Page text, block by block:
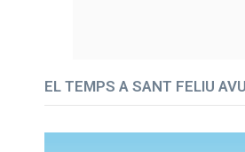
EL TEMPS A SANT FELIU